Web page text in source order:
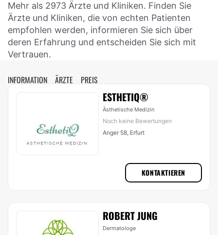
Mehr als 2973 Ärzte und Kliniken. Finden Sie
Ärzte und Kliniken, die von echten Patienten
empfohlen werden, informieren Sie sich über
deren Erfahrung und entscheiden Sie sich mit
Vertrauen.
INFORMATION ÄRZTE PREIS
ESTHETIQ®
Ästhetische Medizin
Noch keine Bewertungen
Anger 58, Erfurt
KONTAKTIEREN
ROBERT JUNG
Dermatologe